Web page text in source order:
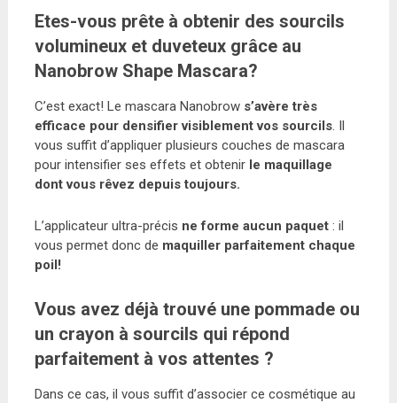
Etes-vous prête à obtenir des sourcils
volumineux et duveteux grâce au
Nanobrow Shape Mascara?
C’est exact! Le mascara Nanobrow s’avère très
efficace pour densifier visiblement vos sourcils. Il
vous suffit d’appliquer plusieurs couches de mascara
pour intensifier ses effets et obtenir le maquillage
dont vous rêvez depuis toujours.
L’applicateur ultra-précis ne forme aucun paquet: il
vous permet donc de maquiller parfaitement chaque
poil!
Vous avez déjà trouvé une pommade ou
un crayon à sourcils qui répond
parfaitement à vos attentes ?
Dans ce cas, il vous suffit d’associer ce cosmétique au